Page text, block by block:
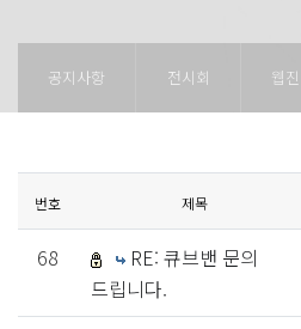
공지사항 전시회 웹진
번호 제목
68
RE: 큐브밴 문의
드립니다.